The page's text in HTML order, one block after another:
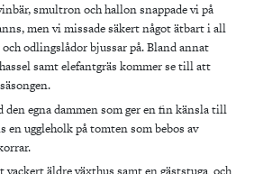
smultron och hallon snappade vi på
men vi missade säkert något ätbart i all
odlingslådor bjussar på. Bland annat
samt elefantgräs kommer se till att
egna dammen som ger en fin känsla till
en uggleholk på tomten som bebos av